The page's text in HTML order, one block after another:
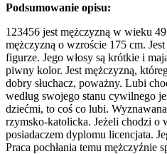
Podsumowanie opisu:
123456 jest mężczyzną w wieku
mężczyzną o wzroście 175 cm.
figurze. Jego włosy są krótkie i
piwny kolor. Jest mężczyzną,
dobry słuchacz, poważny. Lubi
według swojego stanu cywilnego
dziećmi, to coś co lubi.
rzymsko-katolicka. Jeżeli chodzi o
posiadaczem dyplomu licencjata.
Praca pochłania temu mężczyźnie